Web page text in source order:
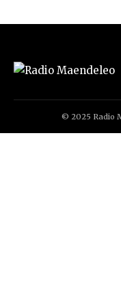
© 2025 Radio